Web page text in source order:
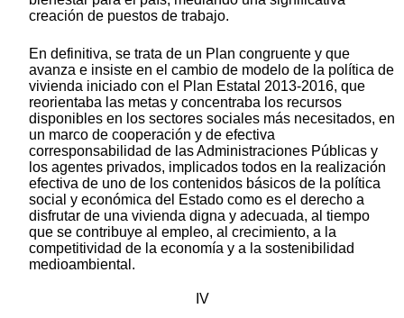
creación de puestos de trabajo.
En definitiva, se trata de un Plan congruente y que
avanza e insiste en el cambio de modelo de la política de
vivienda iniciado con el Plan Estatal 2013-2016, que
reorientaba las metas y concentraba los recursos
disponibles en los sectores sociales más necesitados, en
un marco de cooperación y de efectiva
corresponsabilidad de las Administraciones Públicas y
los agentes privados, implicados todos en la realización
efectiva de uno de los contenidos básicos de la política
social y económica del Estado como es el derecho a
disfrutar de una vivienda digna y adecuada, al tiempo
que se contribuye al empleo, al crecimiento, a la
competitividad de la economía y a la sostenibilidad
medioambiental.
IV